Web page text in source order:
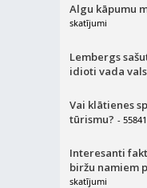
Algu kāpumu
skatījumi
Lembergs
idioti vada
Vai klātienes
tūrismu? -
Interesanti
biržu namiem
skatījumi